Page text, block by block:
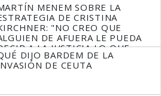
MENEM SOBRE LA
DE CRISTINA
"NO CREO QUE
DE AFUERA LE PUEDA
A LA JUSTICIA LO QUE
QUE HACER"
DIJO BARDEM DE LA
DE CEUTA